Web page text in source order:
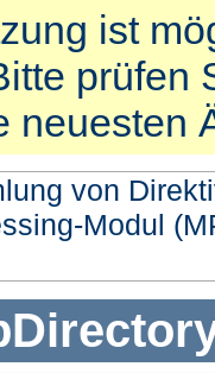
ist
prüfen
neuesten
von
Modul